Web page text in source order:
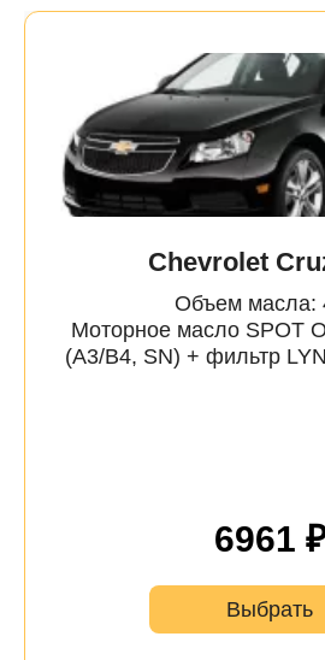
Chevrolet
Объем масла:
Моторное масло SPOT
(A3/B4, SN) + фильтр
6961 ₽
Выбрать